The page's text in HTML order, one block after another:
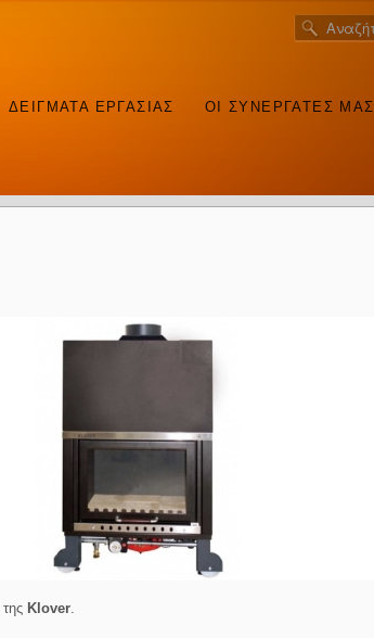
ΔΕΙΓΜΑΤΑ ΕΡΓΑΣΙΑΣ ΟΙ ΣΥΝΕΡΓΑΤΕΣ ΜΑΣ
της Klover